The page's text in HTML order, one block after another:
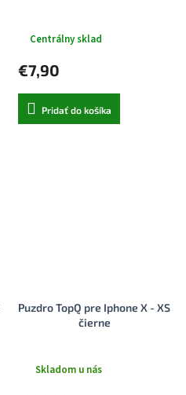
Centrálny sklad
€7,90
Pridať do košíka
Puzdro TopQ pre Iphone X - XS
čierne
Skladom u nás